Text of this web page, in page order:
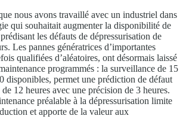
nous avons travaillé avec un industriel dans
qui souhaitait augmenter la disponibilité de
les défauts de dépressurisation de
Les pannes génératrices d’importantes
qualifiées d’aléatoires, ont désormais laissé
programmés : la surveillance de 15
disponibles, permet une prédiction de défaut
12 heures avec une précision de 3 heures.
préalable à la dépressurisation limite
et apporte de la valeur aux